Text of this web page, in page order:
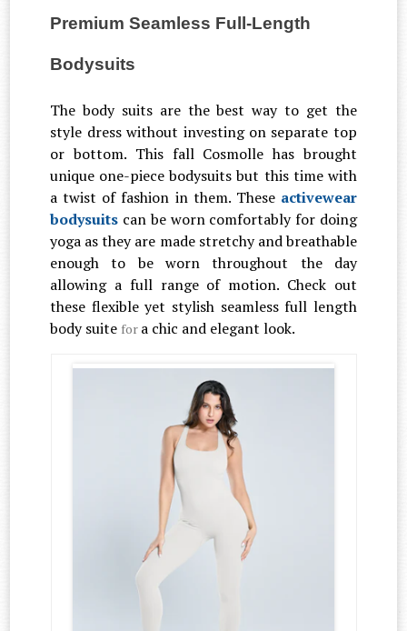
Premium Seamless Full-Length
Bodysuits
The body suits are the best way to get the
style dress without investing on separate top
or bottom. This fall Cosmolle has brought
unique one-piece bodysuits but this time with
a twist of fashion in them. These activewear
bodysuits can be worn comfortably for doing
yoga as they are made stretchy and breathable
enough to be worn throughout the day
allowing a full range of motion. Check out
these flexible yet stylish seamless full length
body suite for a chic and elegant look.